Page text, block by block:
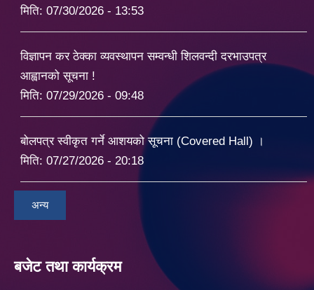
मिति: 07/30/2026 - 13:53
विज्ञापन कर ठेक्का व्यवस्थापन सम्वन्धी शिलवन्दी दरभाउपत्र
आह्वानको सूचना !
मिति: 07/29/2026 - 09:48
बोलपत्र स्वीकृत गर्ने आशयको सूचना (Covered Hall) ।
मिति: 07/27/2026 - 20:18
अन्य
बजेट तथा कार्यक्रम